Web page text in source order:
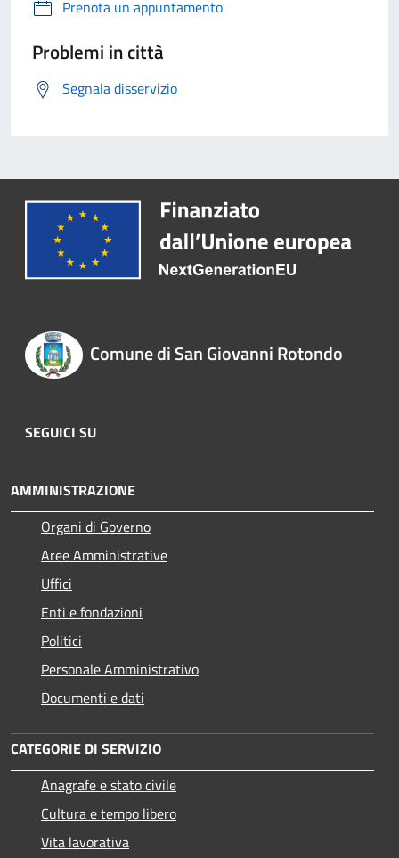
Prenota un appuntamento
Problemi in città
Segnala disservizio
Comune di San Giovanni Rotondo
SEGUICI SU
AMMINISTRAZIONE
Organi di Governo
Aree Amministrative
Uffici
Enti e fondazioni
Politici
Personale Amministrativo
Documenti e dati
CATEGORIE DI SERVIZIO
Anagrafe e stato civile
Cultura e tempo libero
Vita lavorativa